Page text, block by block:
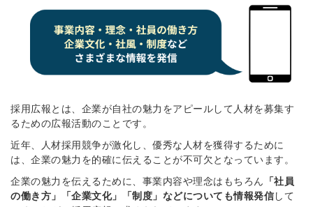
採用広報とは、企業が自社の魅力をアピールして人材を募集す
るための広報活動のことです。
近年、人材採用競争が激化し、優秀な人材を獲得するために
は、企業の魅力を的確に伝えることが不可欠となっています。
企業の魅力を伝えるために、事業内容や理念はもちろん 「社員
の働き方」「企業文化」「制度」などについても情報発信して